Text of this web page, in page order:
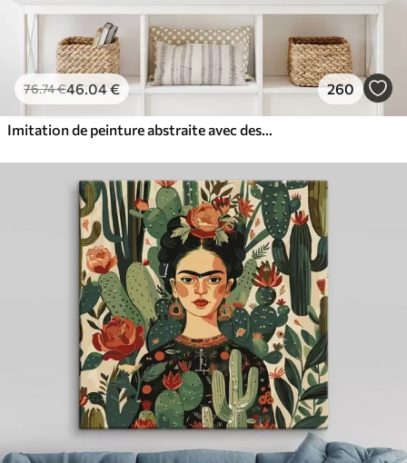
76.74€46.04€ 260
Imitation de peinture abstraite avec des cercles orange et gris, des feuilles et des branches, style moderne, effet aquarelle